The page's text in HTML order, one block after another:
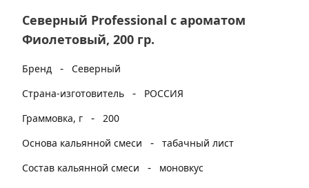
Северный Professional с ароматом
Фиолетовый, 200 гр.
Бренд -
Северный
Страна-изготовитель
-
РОССИЯ
Граммовка, г
- 200
Основа кальянной смеси
- табачный лист
Состав кальянной смеси
-
моновкус